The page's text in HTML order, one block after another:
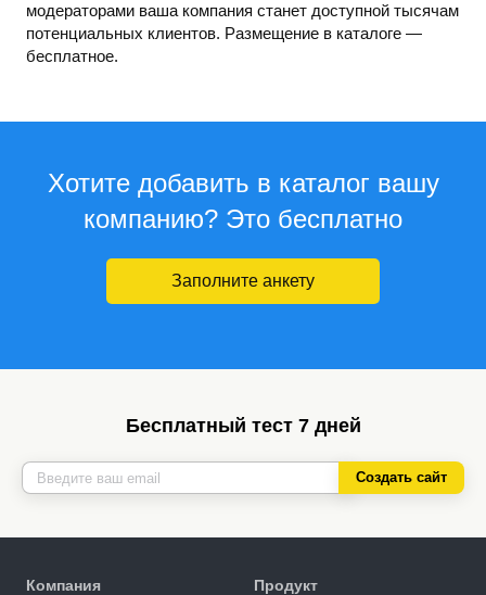
модераторами ваша компания станет доступной тысячам
потенциальных клиентов. Размещение в каталоге —
бесплатное.
Хотите добавить в каталог вашу
компанию? Это бесплатно
Заполните анкету
Бесплатный тест 7 дней
Создать сайт
Компания Продукт